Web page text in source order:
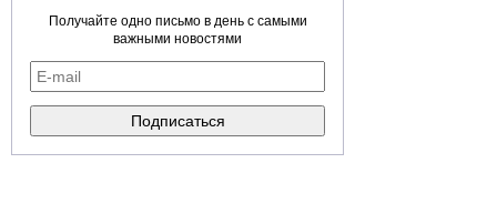
Получайте одно письмо в день с самыми
важными новостями